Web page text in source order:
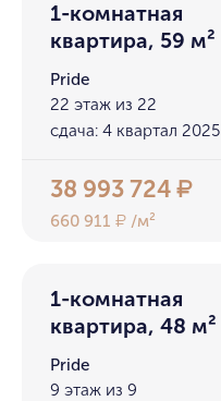
1-комнатная
квартира, 59 м²
Pride
22 этаж из 22
сдача: 4 квартал 2025
38 993 724₽
660 911₽ /м²
1-комнатная
квартира, 48 м²
Pride
9 этаж из 9